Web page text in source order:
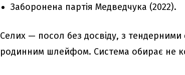
Заборонена партія Медведчука (2022).
Селих — посол без досвіду, з
родинним шлейфом. Система обирає не